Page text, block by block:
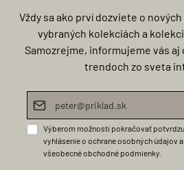
Vždy sa ako prví dozviete o
vybraných kolekciách a
Samozrejme, informujeme vás aj
trendoch zo sveta
E-mailová adresa*
Výberom možnosti pokračovať
vyhlásenie o ochrane osobných údajov
všeobecné obchodné podmienky